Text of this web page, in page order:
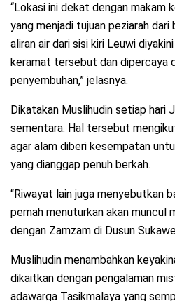
“Lokasi ini dekat dengan makam
yang menjadi tujuan peziarah dari
aliran air dari sisi kiri Leuwi
keramat tersebut dan dipercaya
penyembuhan,” jelasnya.
Dikatakan Muslihudin setiap hari
sementara. Hal tersebut
agar alam diberi kesempatan
yang dianggap penuh berkah.
“Riwayat lain juga menyebutkan
pernah menuturkan akan muncul
dengan Zamzam di Dusun
Muslihudin menambahkan
dikaitkan dengan pengalaman
adawarga Tasikmalaya yang